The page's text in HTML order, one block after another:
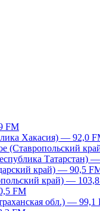
FM
Хакасия) — 92,0
(Ставропольский
Татарстан)
край) — 90,5
край) —
FM
обл.) — 99,1